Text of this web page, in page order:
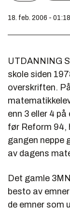
18. feb. 2006 - 01:18
UTDANNING
skole siden
overskriften.
enn 3 eller 4
før Reform 94,
gangen neppe
av dagens
Det gamle
besto av
de emner som